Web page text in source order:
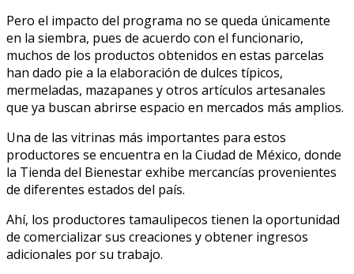
Pero el impacto del programa no se queda únicamente
en la siembra, pues de acuerdo con el funcionario,
muchos de los productos obtenidos en estas parcelas
han dado pie a la elaboración de dulces típicos,
mermeladas, mazapanes y otros artículos artesanales
que ya buscan abrirse espacio en mercados más amplios.
Una de las vitrinas más importantes para estos
productores se encuentra en la Ciudad de México, donde
la Tienda del Bienestar exhibe mercancías provenientes
de diferentes estados del país.
Ahí, los productores tamaulipecos tienen la oportunidad
de comercializar sus creaciones y obtener ingresos
adicionales por su trabajo.